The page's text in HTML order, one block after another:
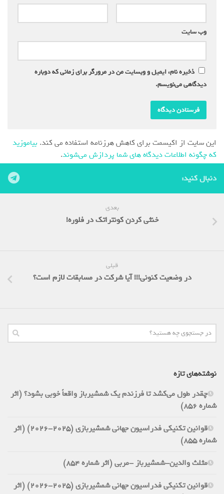
وب‌ سایت
ذخیره نام، ایمیل و وبسایت من در مرورگر برای زمانی که دوباره
دیدگاهی می‌نویسم.
این سایت از اکیسمت برای کاهش هرزنامه استفاده می کند. بیاموزید
که چگونه اطلاعات دیدگاه های شما پردازش می‌شوند.
دنبال کنید:
بعدی
خنثی کردن کونتراتک در فلوره!
قبلی
در وضعیت کنونی!!! آیا شرکت در مسابقات لازم است؟
نوشته‌های تازه
چقدر طول می‌کشد تا فرزندم یک شمشیرباز واقعاً خوبی بشود؟ (اثر
شماره 856)
قوانین تکنیکی فدراسیون جهانی شمشیربازی (2025-2026) (اثر
شماره 855)
مثلث والدین-شمشیرباز -مربی (اثر شماره 854)
قوانین تکنیکی فدراسیون جهانی شمشیربازی (2025-2026) (اثر